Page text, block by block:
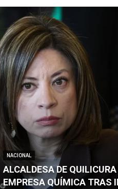
NACIONAL
ALCALDESA DE
EMPRESA QUÍMICA TRAS